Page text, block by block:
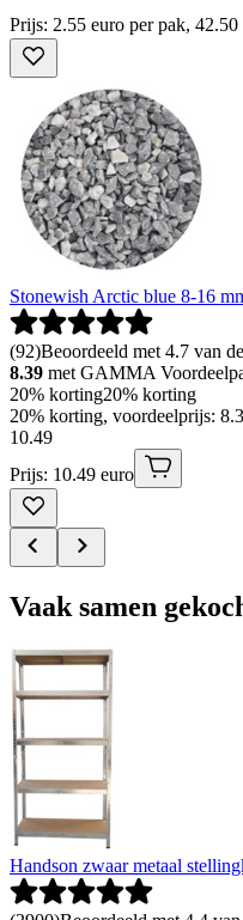
Prijs: 2.55 euro per pak, 42.50
Stonewish Arctic blue 8-16
(92)Beoordeeld met 4.7 van
8.39 met GAMMA
20% korting20% korting
20% korting, voordeelprijs:
10.49
Prijs: 10.49 euro
Vaak samen
Handson zwaar metaal